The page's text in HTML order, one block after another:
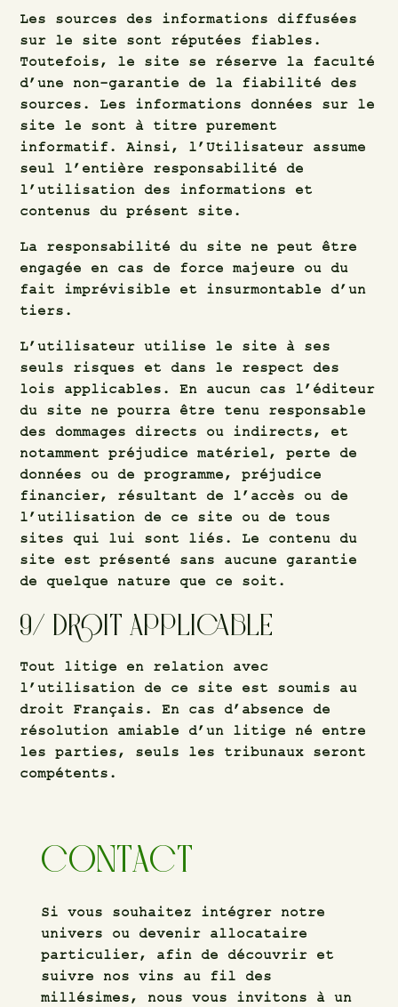
Les sources des informations diffusées
sur le site sont réputées fiables.
Toutefois, le site se réserve la faculté
d’une non-garantie de la fiabilité des
sources. Les informations données sur le
site le sont à titre purement
informatif. Ainsi, l’Utilisateur assume
seul l’entière responsabilité de
l’utilisation des informations et
contenus du présent site.
La responsabilité du site ne peut être
engagée en cas de force majeure ou du
fait imprévisible et insurmontable d’un
tiers.
L’utilisateur utilise le site à ses
seuls risques et dans le respect des
lois applicables. En aucun cas l’éditeur
du site ne pourra être tenu responsable
des dommages directs ou indirects, et
notamment préjudice matériel, perte de
données ou de programme, préjudice
financier, résultant de l’accès ou de
l’utilisation de ce site ou de tous
sites qui lui sont liés. Le contenu du
site est présenté sans aucune garantie
de quelque nature que ce soit.
9/ DROIT APPLICABLE
Tout litige en relation avec
l’utilisation de ce site est soumis au
droit Français. En cas d’absence de
résolution amiable d’un litige né entre
les parties, seuls les tribunaux seront
compétents.
CONTACT
Si vous souhaitez intégrer notre
univers ou devenir allocataire
particulier, afin de découvrir et
suivre nos vins au fil des
millésimes, nous vous invitons à un